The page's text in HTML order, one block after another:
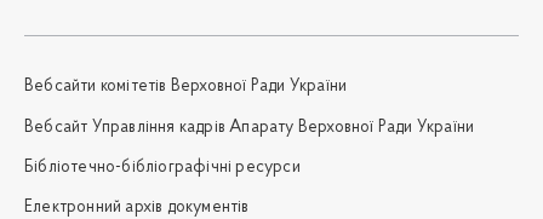
Вебсайти комітетів Верховної Ради України
Вебсайт Управління кадрів Апарату Верховної Ради України
Бібліотечно-бібліографічні ресурси
Електронний архів документів